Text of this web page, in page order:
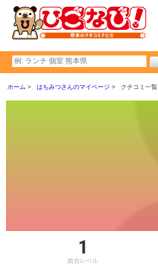
ホーム はちみつさんのマイページ クチコミ一覧
1
総合レベル